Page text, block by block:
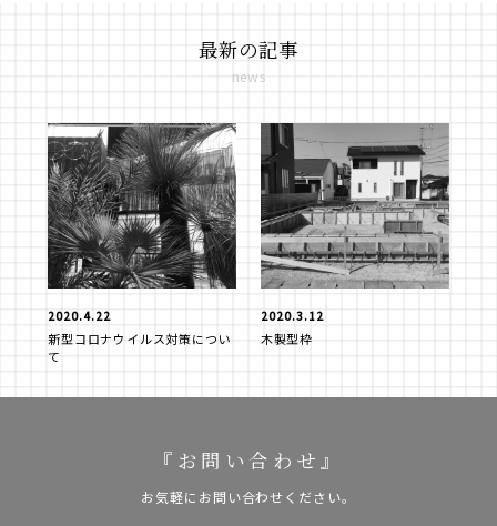
最新の記事
news
2020.4.22
新型コロナウイルス対策につい
て
2020.3.12
木製型枠
『お問い合わせ』
お気軽にお問い合わせください。